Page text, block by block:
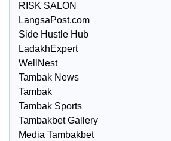
RISK SALON
LangsaPost.com
Side Hustle Hub
LadakhExpert
WellNest
Tambak News
Tambak
Tambak Sports
Tambakbet Gallery
Media Tambakbet